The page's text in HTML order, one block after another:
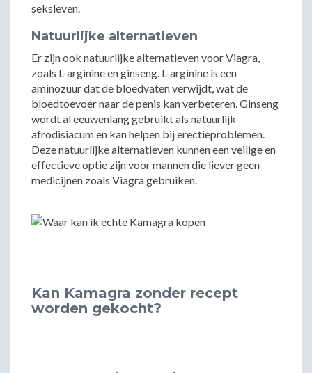
seksleven.
Natuurlijke alternatieven
Er zijn ook natuurlijke alternatieven voor Viagra,
zoals L-arginine en ginseng. L-arginine is een
aminozuur dat de bloedvaten verwijdt, wat de
bloedtoevoer naar de penis kan verbeteren. Ginseng
wordt al eeuwenlang gebruikt als natuurlijk
afrodisiacum en kan helpen bij erectieproblemen.
Deze natuurlijke alternatieven kunnen een veilige en
effectieve optie zijn voor mannen die liever geen
medicijnen zoals Viagra gebruiken.
Kan Kamagra zonder recept
worden gekocht?